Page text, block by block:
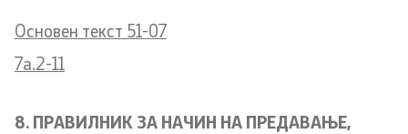
Oсновен текст 51-07
7a.2-11
8. ПРАВИЛНИК ЗА НАЧИН НА ПРЕДАВАЊЕ,